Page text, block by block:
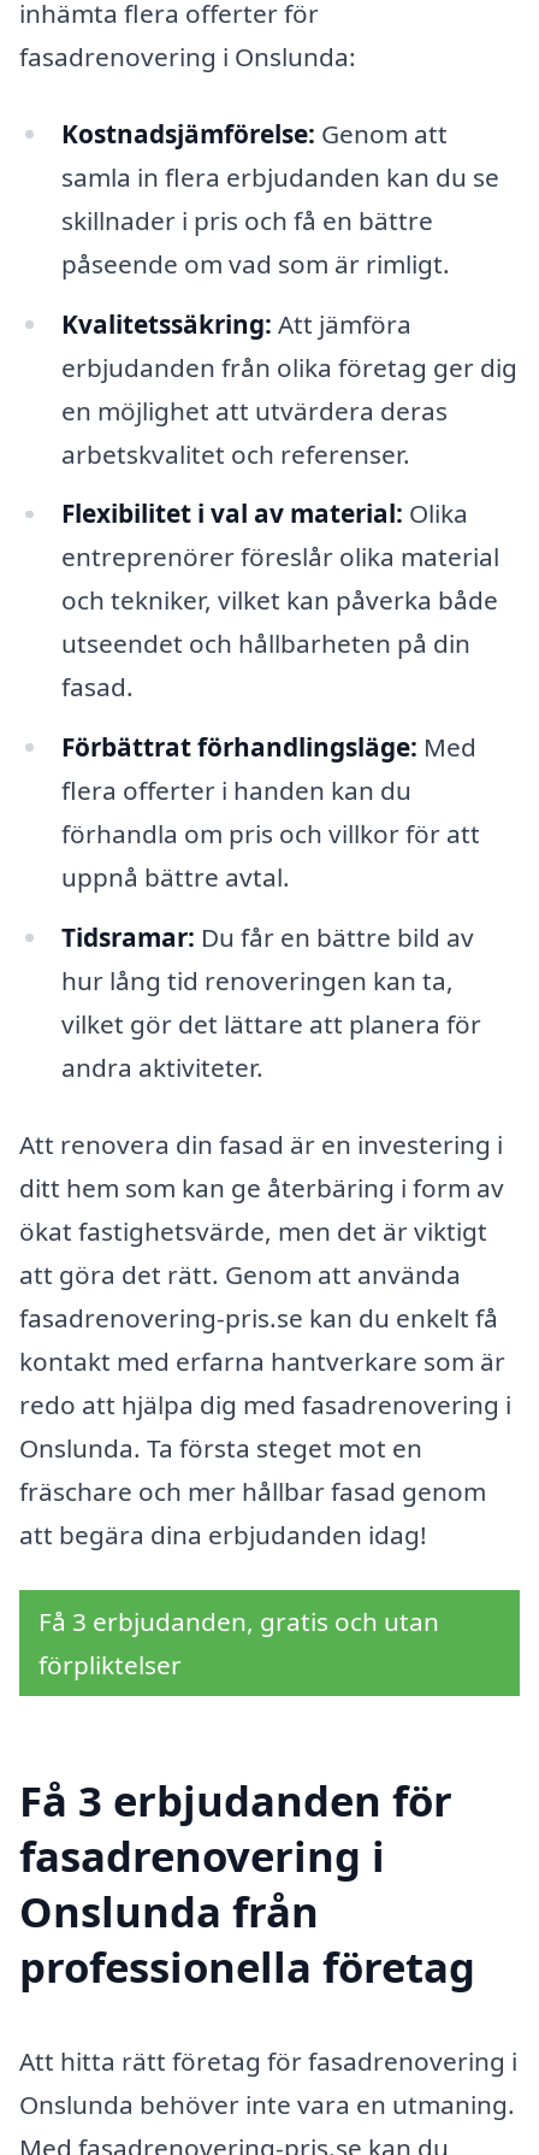
inhämta flera offerter för
fasadrenovering i Onslunda:
Kostnadsjämförelse: Genom att
samla in flera erbjudanden kan du se
skillnader i pris och få en bättre
påseende om vad som är rimligt.
Kvalitetssäkring: Att jämföra
erbjudanden från olika företag ger dig
en möjlighet att utvärdera deras
arbetskvalitet och referenser.
Flexibilitet i val av material: Olika
entreprenörer föreslår olika material
och tekniker, vilket kan påverka både
utseendet och hållbarheten på din
fasad.
Förbättrat förhandlingsläge: Med
flera offerter i handen kan du
förhandla om pris och villkor för att
uppnå bättre avtal.
Tidsramar: Du får en bättre bild av
hur lång tid renoveringen kan ta,
vilket gör det lättare att planera för
andra aktiviteter.
Att renovera din fasad är en investering i
ditt hem som kan ge återbäring i form av
ökat fastighetsvärde, men det är viktigt
att göra det rätt. Genom att använda
fasadrenovering-pris.se kan du enkelt få
kontakt med erfarna hantverkare som är
redo att hjälpa dig med fasadrenovering i
Onslunda. Ta första steget mot en
fräschare och mer hållbar fasad genom
att begära dina erbjudanden idag!
Få 3 erbjudanden, gratis och utan
förpliktelser
Få 3 erbjudanden för
fasadrenovering i
Onslunda från
professionella företag
Att hitta rätt företag för fasadrenovering i
Onslunda behöver inte vara en utmaning.
Med fasadrenovering-pris.se kan du